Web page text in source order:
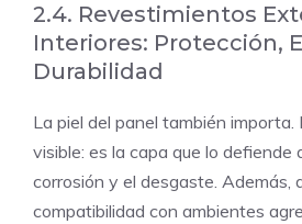
2.4. Revestimientos
Interiores: Protección,
Durabilidad
La piel del panel también importa.
visible: es la capa que lo defiende
corrosión y el desgaste. Además,
compatibilidad con ambientes